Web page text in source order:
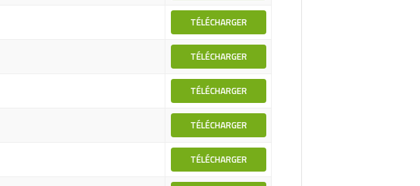
TÉLÉCHARGER
TÉLÉCHARGER
TÉLÉCHARGER
TÉLÉCHARGER
TÉLÉCHARGER